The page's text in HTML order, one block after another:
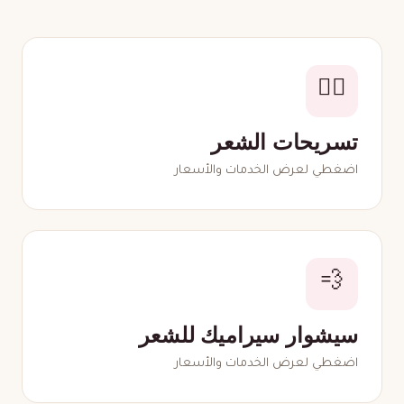
💇‍♀️
تسريحات الشعر
اضغطي لعرض الخدمات والأسعار
💨
سيشوار سيراميك للشعر
اضغطي لعرض الخدمات والأسعار